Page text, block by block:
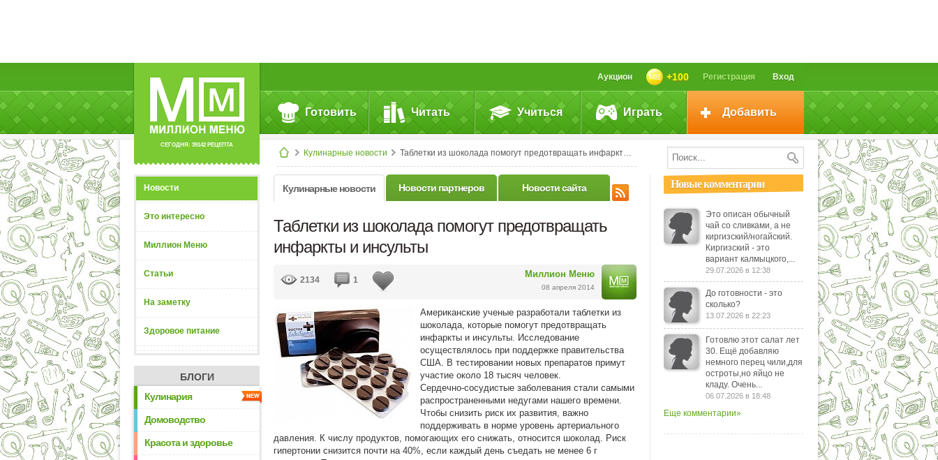
СЕГОДНЯ: 39142 РЕЦЕПТА
Вход
Регистрация
+100
Аукцион
Готовить Читать Учиться Играть Добавить
Кулинарные новости Таблетки из шоколада помогут предотвращать инфаркты и инсульты
Новости
Это интересно
Миллион Меню
Статьи
На заметку
Здоровое питание
БЛОГИ
Кулинария
Домоводство
Красота и здоровье
Кулинарные новости Новости партнеров Новости сайта
Таблетки из шоколада помогут предотвращать
инфаркты и инсульты
Миллион Меню
08 апреля 2014
2134 1
Американские ученые разработали таблетки из
шоколада, которые помогут предотвращать
инфаркты и инсульты. Исследование
осуществлялось при поддержке правительства
США. В тестировании новых препаратов примут
участие около 18 тысяч человек.
Сердечно-сосудистые заболевания стали самыми
распространенными недугами нашего времени.
Чтобы снизить риск их развития, важно
поддерживать в норме уровень артериального
давления. К числу продуктов, помогающих его снижать, относится шоколад. Риск
гипертонии снизится почти на 40%, если каждый день съедать не менее 6 г
Новые комментарии
Это описан обычный
чай со сливками, а не
киргизский/ногайский.
Киргизский - это
вариант калмыцкого,...
29.07.2026 в 12:38
До готовности - это
сколько?
13.07.2026 в 22:23
Готовлю этот салат лет
30. Ещё добавляю
немного перец чили,для
остроты,но яйцо не
кладу. Очень...
06.07.2026 в 18:48
Еще комментарии»